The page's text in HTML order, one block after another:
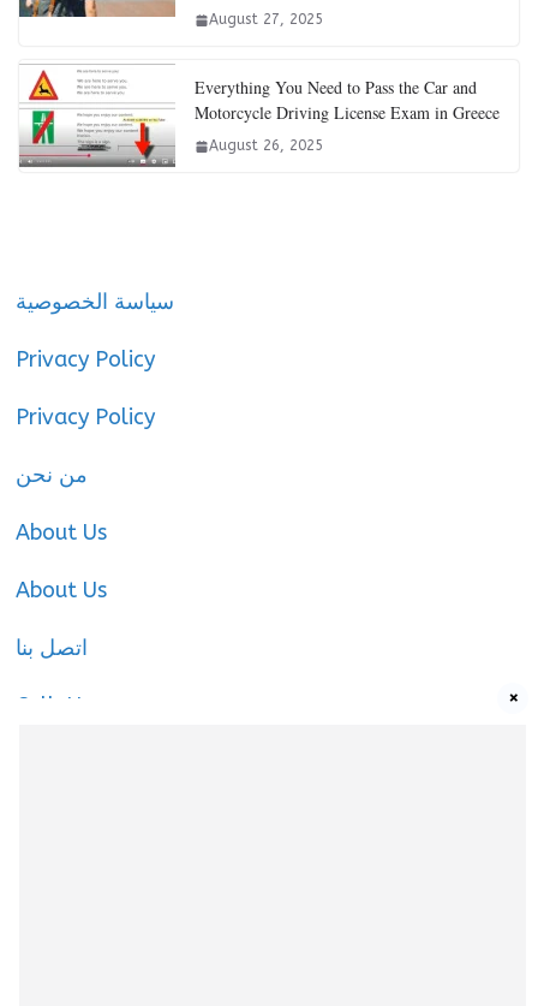
August 27, 2025
Everything You Need to Pass the Car and
Motorcycle Driving License Exam in Greece
August 26, 2025
سياسة الخصوصية
Privacy Policy
Privacy Policy
من نحن
About Us
About Us
اتصل بنا
Call-Us ×